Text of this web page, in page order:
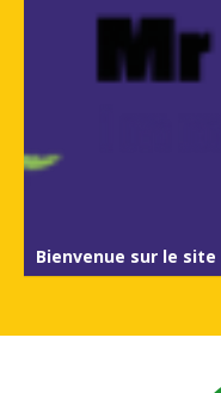
Bienvenue sur le site